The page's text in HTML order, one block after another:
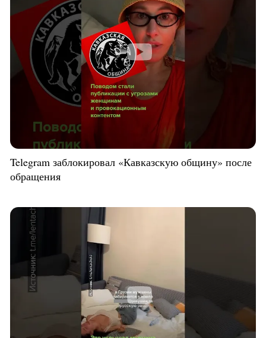
Telegram заблокировал «Кавказскую общину» после
обращения